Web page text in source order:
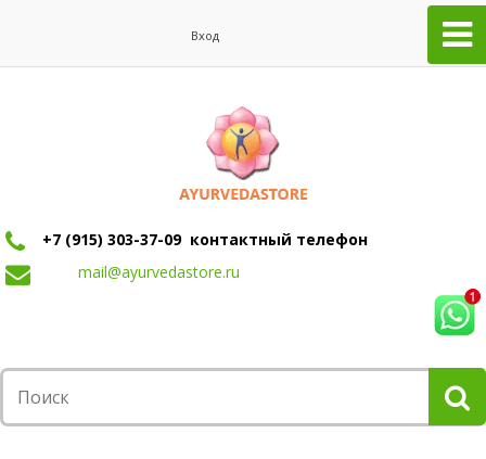
Вход
+7 (915) 303-37-09 контактный телефон
mail@ayurvedastore.ru